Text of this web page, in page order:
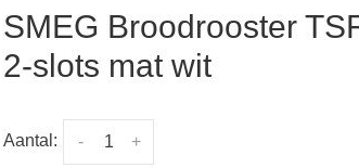
SMEG Broodrooster
2-slots mat wit
Aantal: +
-